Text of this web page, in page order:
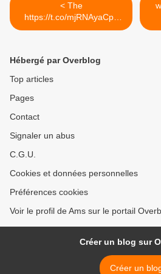
< The
https://t.co/mjRNAyaCph
Daily est en ligne!...
Hébergé par Overblog
Top articles
Pages
Contact
Signaler un abus
C.G.U.
Cookies et données personnelles
Préférences cookies
Voir le profil de Ams sur le portail
Créer un blog sur
Créer un